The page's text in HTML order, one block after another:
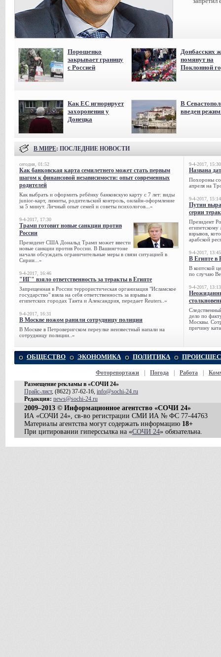
Порошенко
закрывает границу
с Россией
Донбасских
помянут на
Поклонной
Как ЕС игнорирует
захоронения у
Донецка
В
введен
В МИРЕ: ПОСЛЕДНИЕ НОВОСТИ
сегодня, 01:52
Как банковская карта семилетнего может стать первым
шагом к финансовой независимости: опыт современных
родителей
Как выбрать и оформить ребёнку банковскую карту с 7 лет: виды
junior-карт, лимиты, родительский контроль, онлайн-оформление
за 5 минут. Личный опыт семей и советы психологов...»
9-4-2017, 17:30
Трамп готовит новые санкции против
России
Президент США Дональд Трамп может ввести
новые санкции против России. В Вашингтоне
начали обсуждать ограничительные меры в связи ситуацией в
Сирии...»
9-4-2017, 16:46
"ИГ" взяло ответственность за теракты в Египте
Запрещенная в России террористическая организация "Исламское
государство" взяла на себя ответственность за взрывы в
египетских городах Танта и Александрия, передает Reuters..»
9-4-2017, 16:31
В Москве ножом ранили сотрудницу полиции
В Москве в Петроверигском переулке неизвестный напали на
сотрудницу полиции..»
9-4-2017, 15:30
Названа
Похороны
апреля на
9-4-2017, 15:14
Путин
серии
Президент
египетскому
взрывов,
арабской
9-4-2017, 13:45
В Египте в
В коптской
по случаю
9-4-2017, 13:13
дело по
Москвы.
причину
ОБЩЕСТВО ЭКОНОМИКА ПОЛИТИКА
Фоторепортажи Погода Работа
Размещение рекламы в «СОЧИ 24»
Прайс-лист, (8622) 37-62-16, info@sochi-24.ru
Редакция: news@sochi-24.ru
2009–2013 © Информационное агентство «СОЧИ 24»
ИА «СОЧИ 24», св-во регистрации СМИ ИА № ФС 77-44763
Материалы агентства могут содержать информацию 18+
При цитировании гиперссылка на «СОЧИ 24» обязательна.